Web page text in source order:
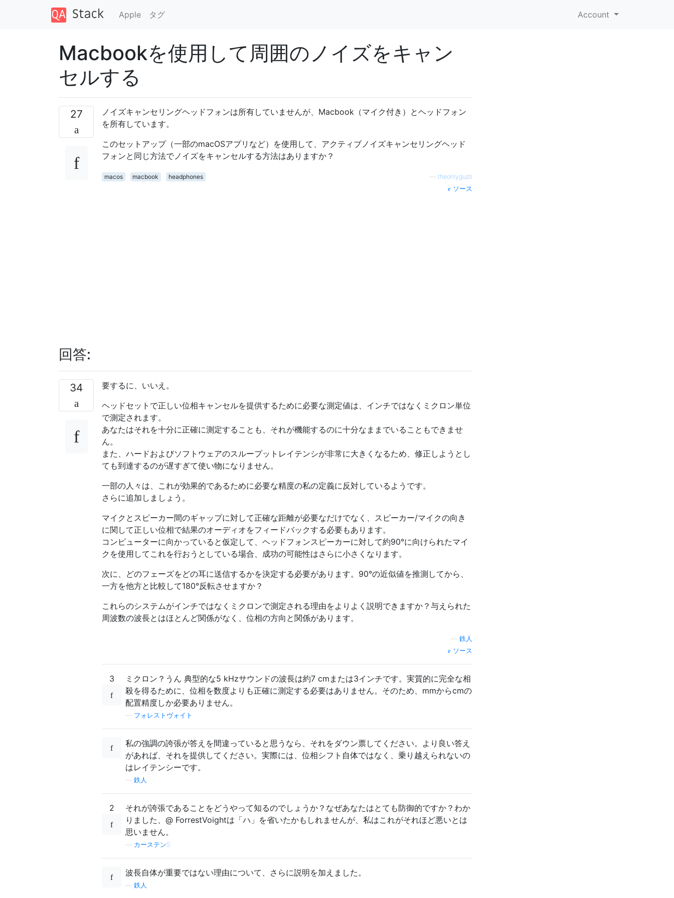
Apple タグ Account
Macbookを使用して周囲のノイズをキャン
セルする
27
ノイズキャンセリングヘッドフォンは所有していませんが、Macbook（マイク付き）とヘッドフォン
を所有しています。
このセットアップ（一部のmacOSアプリなど）を使用して、アクティブノイズキャンセリングヘッド
フォンと同じ方法でノイズをキャンセルする方法はありますか？
macos macbook headphones
theonlygusti
ソース
回答:
34
要するに、いいえ。
ヘッドセットで正しい位相キャンセルを提供するために必要な測定値は、インチではなくミクロン単位
で測定されます。
あなたはそれを十分に正確に測定することも、それが機能するのに十分なままでいることもできませ
ん。
また、ハードおよびソフトウェアのスループットレイテンシが非常に大きくなるため、修正しようとし
ても到達するのが遅すぎて使い物になりません。
一部の人々は、これが効果的であるために必要な精度の私の定義に反対しているようです。
さらに追加しましょう。
マイクとスピーカー間のギャップに対して正確な距離が必要なだけでなく、スピーカー/マイクの向き
に関して正しい位相で結果のオーディオをフィードバックする必要もあります。
コンピューターに向かっていると仮定して、ヘッドフォンスピーカーに対して約90°に向けられたマイ
クを使用してこれを行おうとしている場合、成功の可能性はさらに小さくなります。
次に、どのフェーズをどの耳に送信するかを決定する必要があります。90°の近似値を推測してから、
一方を他方と比較して180°反転させますか？
これらのシステムがインチではなくミクロンで測定される理由をよりよく説明できますか？与えられた
周波数の波長とはほとんど関係がなく、位相の方向と関係があります。
鉄人
ソース
3
ミクロン？うん 典型的な5 kHzサウンドの波長は約7 cmまたは3インチです。実質的に完全な相
殺を得るために、位相を数度よりも正確に測定する必要はありません。そのため、mmからcmの
配置精度しか必要ありません。
フォレストヴォイト
私の強調の誇張が答えを間違っていると思うなら、それをダウン票してください。より良い答え
があれば、それを提供してください。実際には、位相シフト自体ではなく、乗り越えられないの
はレイテンシーです。
鉄人
2
それが誇張であることをどうやって知るのでしょうか？なぜあなたはとても防御的ですか？わか
りました、@ ForrestVoightは「ハ」を省いたかもしれませんが、私はこれがそれほど悪いとは
思いません。
カーステンS
波長自体が重要ではない理由について、さらに説明を加えました。
鉄人